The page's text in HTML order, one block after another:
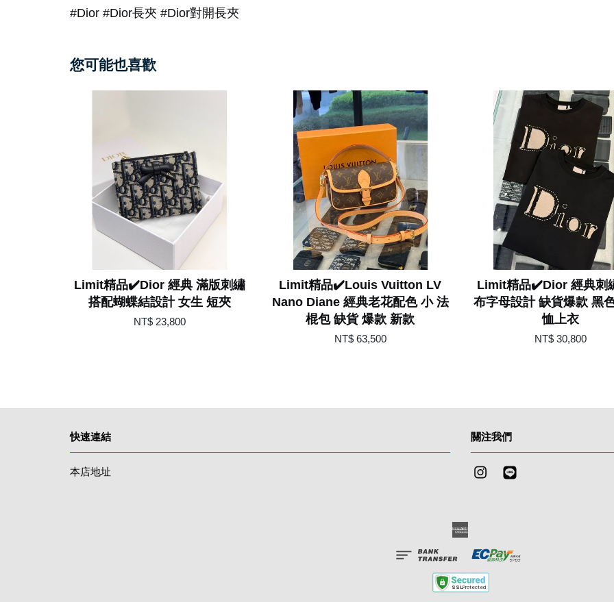
#Dior #Dior長夾 #Dior對開長夾
您可能也喜歡
Limit精品✔️Dior 經典 滿版刺繡
搭配蝴蝶結設計 女生 短夾
NT$ 23,800
Limit精品✔️Louis Vuitton LV
Nano Diane 經典老花配色 小 法
棍包 缺貨 爆款 新款
NT$ 63,500
Limit精品✔️Dior 經典刺
布字母設計 缺貨爆款 黑
恤上衣
NT$ 30,800
快速連結
本店地址
關注我們
Instagram